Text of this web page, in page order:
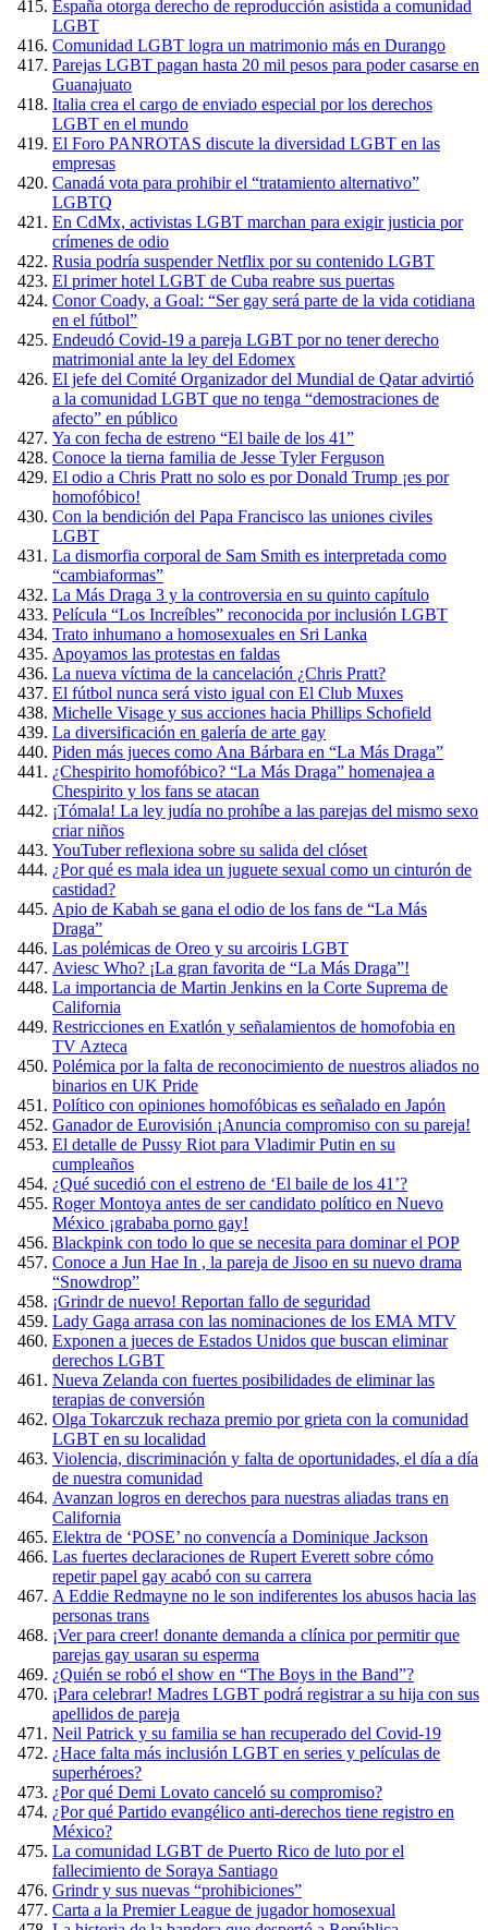
España otorga derecho de reproducción asistida a comunidad
LGBT
Comunidad LGBT logra un matrimonio más en Durango
Parejas LGBT pagan hasta 20 mil pesos para poder casarse en
Guanajuato
Italia crea el cargo de enviado especial por los derechos
LGBT en el mundo
El Foro PANROTAS discute la diversidad LGBT en las
empresas
Canadá vota para prohibir el “tratamiento alternativo”
LGBTQ
En CdMx, activistas LGBT marchan para exigir justicia por
crímenes de odio
Rusia podría suspender Netflix por su contenido LGBT
El primer hotel LGBT de Cuba reabre sus puertas
Conor Coady, a Goal: “Ser gay será parte de la vida cotidiana
en el fútbol”
Endeudó Covid-19 a pareja LGBT por no tener derecho
matrimonial ante la ley del Edomex
El jefe del Comité Organizador del Mundial de Qatar advirtió
a la comunidad LGBT que no tenga “demostraciones de
afecto” en público
Ya con fecha de estreno “El baile de los 41”
Conoce la tierna familia de Jesse Tyler Ferguson
El odio a Chris Pratt no solo es por Donald Trump ¡es por
homofóbico!
Con la bendición del Papa Francisco las uniones civiles
LGBT
La dismorfia corporal de Sam Smith es interpretada como
“cambiaformas”
La Más Draga 3 y la controversia en su quinto capítulo
Película “Los Increíbles” reconocida por inclusión LGBT
Trato inhumano a homosexuales en Sri Lanka
Apoyamos las protestas en faldas
La nueva víctima de la cancelación ¿Chris Pratt?
El fútbol nunca será visto igual con El Club Muxes
Michelle Visage y sus acciones hacia Phillips Schofield
La diversificación en galería de arte gay
Piden más jueces como Ana Bárbara en “La Más Draga”
¿Chespirito homofóbico? “La Más Draga” homenajea a
Chespirito y los fans se atacan
¡Tómala! La ley judía no prohíbe a las parejas del mismo sexo
criar niños
YouTuber reflexiona sobre su salida del clóset
¿Por qué es mala idea un juguete sexual como un cinturón de
castidad?
Apio de Kabah se gana el odio de los fans de “La Más
Draga”
Las polémicas de Oreo y su arcoiris LGBT
Aviesc Who? ¡La gran favorita de “La Más Draga”!
La importancia de Martin Jenkins en la Corte Suprema de
California
Restricciones en Exatlón y señalamientos de homofobia en
TV Azteca
Polémica por la falta de reconocimiento de nuestros aliados no
binarios en UK Pride
Político con opiniones homofóbicas es señalado en Japón
Ganador de Eurovisión ¡Anuncia compromiso con su pareja!
El detalle de Pussy Riot para Vladimir Putin en su
cumpleaños
¿Qué sucedió con el estreno de ‘El baile de los 41’?
Roger Montoya antes de ser candidato político en Nuevo
México ¡grababa porno gay!
Blackpink con todo lo que se necesita para dominar el POP
Conoce a Jun Hae In , la pareja de Jisoo en su nuevo drama
“Snowdrop”
¡Grindr de nuevo! Reportan fallo de seguridad
Lady Gaga arrasa con las nominaciones de los EMA MTV
Exponen a jueces de Estados Unidos que buscan eliminar
derechos LGBT
Nueva Zelanda con fuertes posibilidades de eliminar las
terapias de conversión
Olga Tokarczuk rechaza premio por grieta con la comunidad
LGBT en su localidad
Violencia, discriminación y falta de oportunidades, el día a día
de nuestra comunidad
Avanzan logros en derechos para nuestras aliadas trans en
California
Elektra de ‘POSE’ no convencía a Dominique Jackson
Las fuertes declaraciones de Rupert Everett sobre cómo
repetir papel gay acabó con su carrera
A Eddie Redmayne no le son indiferentes los abusos hacia las
personas trans
¡Ver para creer! donante demanda a clínica por permitir que
parejas gay usaran su esperma
¿Quién se robó el show en “The Boys in the Band”?
¡Para celebrar! Madres LGBT podrá registrar a su hija con sus
apellidos de pareja
Neil Patrick y su familia se han recuperado del Covid-19
¿Hace falta más inclusión LGBT en series y películas de
superhéroes?
¿Por qué Demi Lovato canceló su compromiso?
¿Por qué Partido evangélico anti-derechos tiene registro en
México?
La comunidad LGBT de Puerto Rico de luto por el
fallecimiento de Soraya Santiago
Grindr y sus nuevas “prohibiciones”
Carta a la Premier League de jugador homosexual